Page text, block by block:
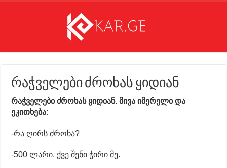
რაჭველები ძროხას ყიდიან
რაჭველები ძროხას ყიდიან. მივა იმერელი და
ეკითხება:
-რა ღირს ძროხა?
-500 ლარი, ქვე შენი ჭირი მე.